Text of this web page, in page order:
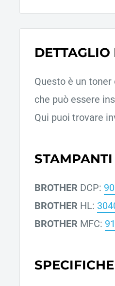
DETTAGLIO
Questo è un
che può essere
Qui puoi trovare
STAMPANTI
BROTHER DCP:
BROTHER HL:
BROTHER MFC:
SPECIFICHE